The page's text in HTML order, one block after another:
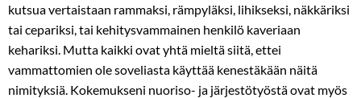
kutsua vertaistaan rammaksi, rämpyläksi, lihikseksi, näkkäriksi
tai cepariksi, tai kehitysvammainen henkilö kaveriaan
kehariksi. Mutta kaikki ovat yhtä mieltä siitä, ettei
vammattomien ole soveliasta käyttää kenestäkään näitä
nimityksiä. Kokemukseni nuoriso- ja järjestötyöstä ovat myös